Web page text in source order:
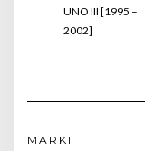
UNO III [1995 –
2002]
MARKI